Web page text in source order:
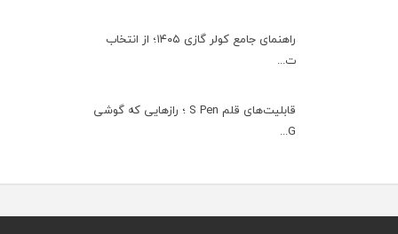
راهنمای جامع کولر گازی ۱۴۰۵؛ از انتخاب
ت...
قابلیت‌های قلم S Pen ؛ رازهایی که گوشی
G...